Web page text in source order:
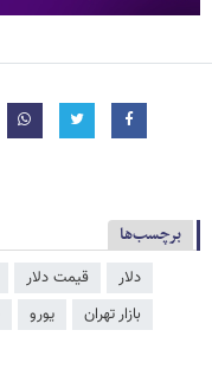
برچسب‌ها
دلار قیمت دلار
بازار تهران
یورو